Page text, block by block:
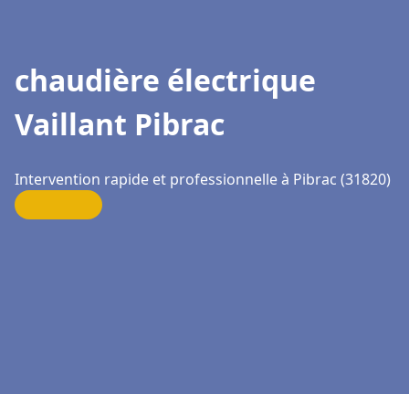
chaudière électrique
Vaillant Pibrac
Intervention rapide et professionnelle à Pibrac (31820)